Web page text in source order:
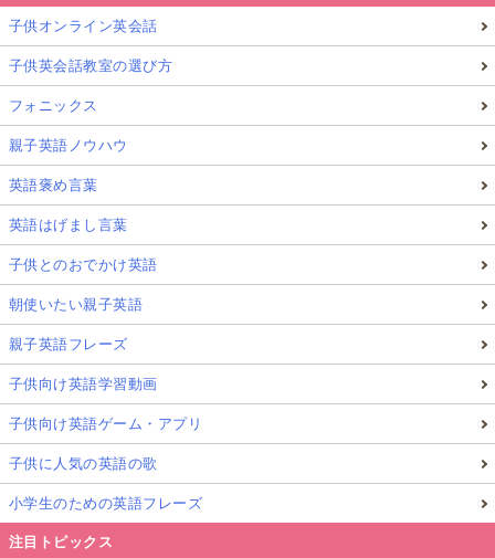
子供オンライン英会話
子供英会話教室の選び方
フォニックス
親子英語ノウハウ
英語褒め言葉
英語はげまし言葉
子供とのおでかけ英語
朝使いたい親子英語
親子英語フレーズ
子供向け英語学習動画
子供向け英語ゲーム・アプリ
子供に人気の英語の歌
小学生のための英語フレーズ
注目トピックス